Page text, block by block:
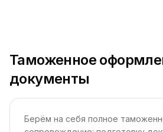
Таможенное
документы
Берём на себя полное